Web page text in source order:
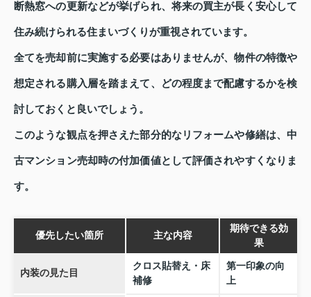
断熱窓への更新などが挙げられ、将来の買主が長く安心して
住み続けられる住まいづくりが重視されています。
全てを売却前に実施する必要はありませんが、物件の特徴や
想定される購入層を踏まえて、どの程度まで配慮するかを検
討しておくと良いでしょう。
このような観点を押さえた部分的なリフォームや修繕は、中
古マンション売却時の付加価値として評価されやすくなりま
す。
優先したい箇所 主な内容
期待できる効
果
内装の見た目
クロス貼替え・床
補修
第一印象の向
上